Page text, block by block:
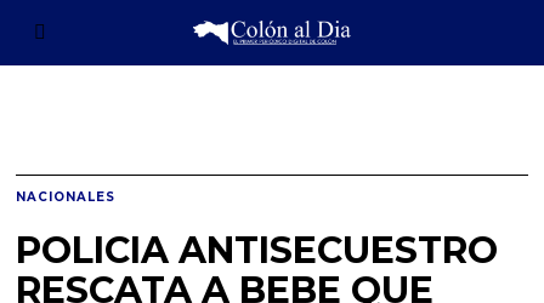
NACIONALES
POLICIA ANTISECUESTRO
RESCATA A BEBE QUE